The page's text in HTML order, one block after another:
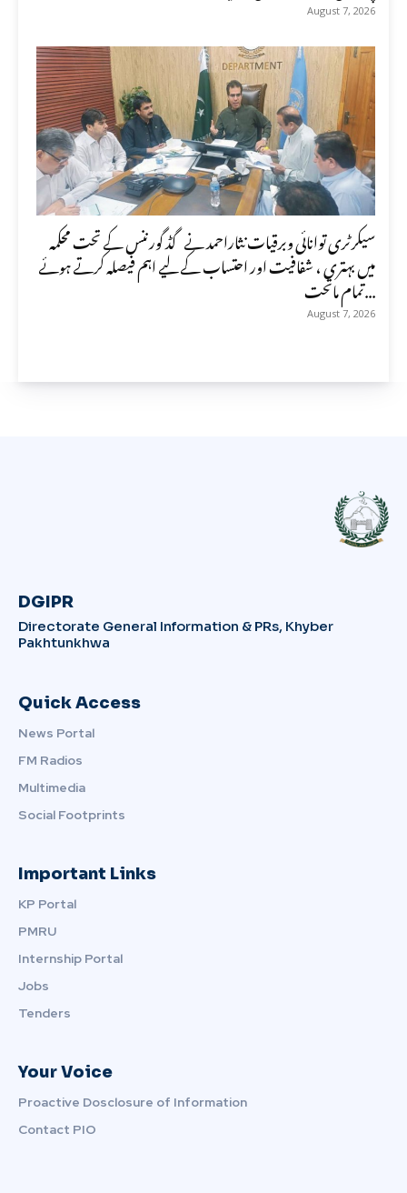
August 7, 2026
سیکرٹری توانائی وبرقیات نثاراحمد نے گڈ گورننس کے تحت محکمہ
میں بہتری ، شفافیت اور احتساب کے لیے اہم فیصلہ کرتے ہوئے
تمام ماتحت...
August 7, 2026
DGIPR
Directorate General Information & PRs, Khyber
Pakhtunkhwa
Quick Access
News Portal
FM Radios
Multimedia
Social Footprints
Important Links
KP Portal
PMRU
Internship Portal
Jobs
Tenders
Your Voice
Proactive Dosclosure of Information
Contact PIO